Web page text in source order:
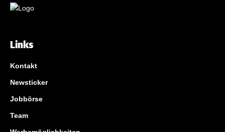
Links
Kontakt
Newsticker
Jobbörse
Team